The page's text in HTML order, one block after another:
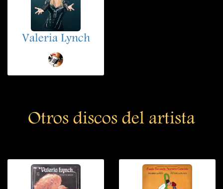
Valeria Lynch
Otros discos del artista